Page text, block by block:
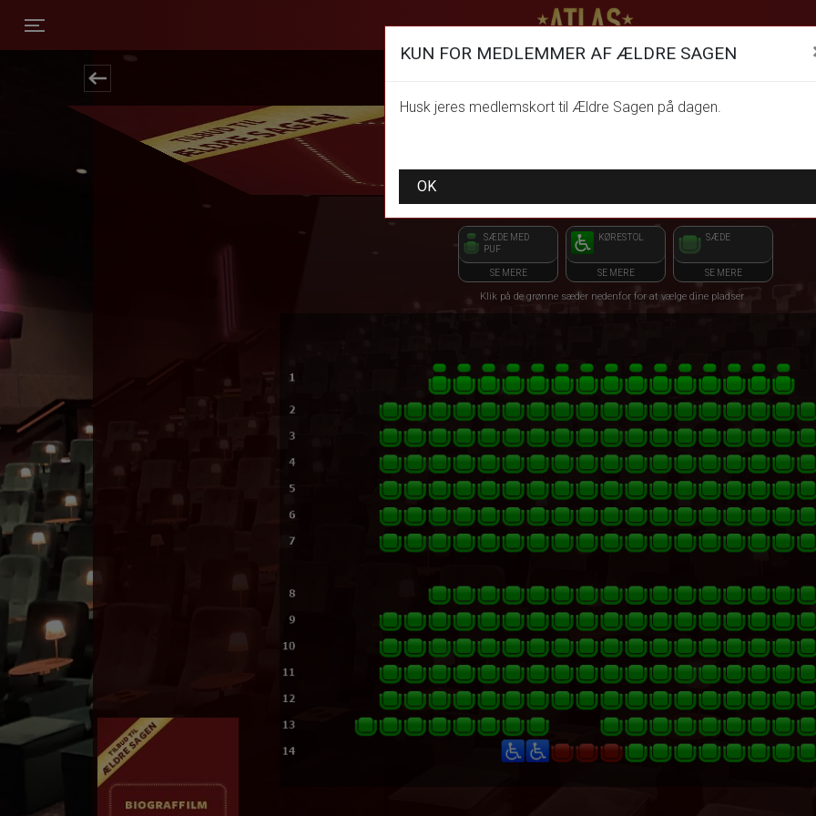
ATLAS Biograferne
SÆDE MED
PUF
SE MERE
KØRESTOL
SE MERE
SÆDE
SE MERE
Klik på de grønne sæder nedenfor for at vælge dine pladser
KUN FOR MEDLEMMER AF ÆLDRE SAGEN
Husk jeres medlemskort til Ældre Sagen på dagen.
OK